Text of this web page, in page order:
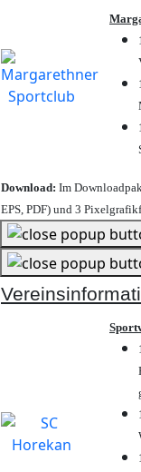
Download: Im
EPS, PDF) und 3